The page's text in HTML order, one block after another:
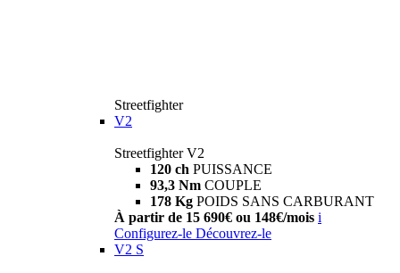
Streetfighter
V2
Streetfighter V2
120 ch PUISSANCE
93,3 Nm COUPLE
178 Kg POIDS SANS CARBURANT
À partir de 15 690€ ou 148€/mois i
Configurez-le Découvrez-le
V2 S